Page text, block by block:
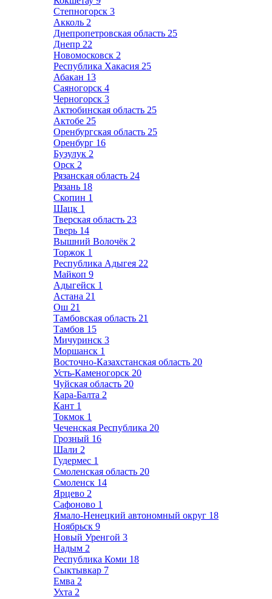
Степногорск 3
Акколь 2
Днепропетровская область 25
Днепр 22
Новомосковск 2
Республика Хакасия 25
Абакан 13
Саяногорск 4
Черногорск 3
Актюбинская область 25
Актобе 25
Оренбургская область 25
Оренбург 16
Бузулук 2
Орск 2
Рязанская область 24
Рязань 18
Скопин 1
Шацк 1
Тверская область 23
Тверь 14
Вышний Волочёк 2
Торжок 1
Республика Адыгея 22
Майкоп 9
Адыгейск 1
Астана 21
Ош 21
Тамбовская область 21
Тамбов 15
Мичуринск 3
Моршанск 1
Восточно-Казахстанская область 20
Усть-Каменогорск 20
Чуйская область 20
Кара-Балта 2
Кант 1
Токмок 1
Чеченская Республика 20
Грозный 16
Шали 2
Гудермес 1
Смоленская область 20
Смоленск 14
Ярцево 2
Сафоново 1
Ямало-Ненецкий автономный округ 18
Ноябрьск 9
Новый Уренгой 3
Надым 2
Республика Коми 18
Сыктывкар 7
Емва 2
Ухта 2